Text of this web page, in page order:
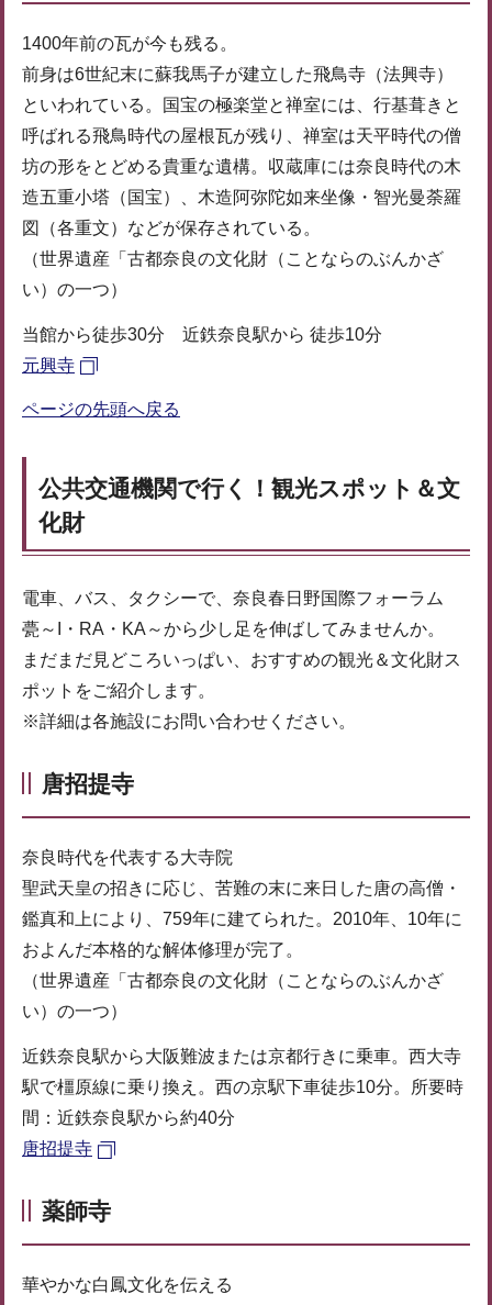
1400年前の瓦が今も残る。
前身は6世紀末に蘇我馬子が建立した飛鳥寺（法興寺）
といわれている。国宝の極楽堂と禅室には、行基葺きと
呼ばれる飛鳥時代の屋根瓦が残り、禅室は天平時代の僧
坊の形をとどめる貴重な遺構。収蔵庫には奈良時代の木
造五重小塔（国宝）、木造阿弥陀如来坐像・智光曼荼羅
図（各重文）などが保存されている。
（世界遺産「古都奈良の文化財（ことならのぶんかざ
い）の一つ）
当館から徒歩30分 近鉄奈良駅から 徒歩10分
元興寺
ページの先頭へ戻る
公共交通機関で行く！観光スポット＆文
化財
電車、バス、タクシーで、奈良春日野国際フォーラム
甍～I・RA・KA～から少し足を伸ばしてみませんか。
まだまだ見どころいっぱい、おすすめの観光＆文化財ス
ポットをご紹介します。
※詳細は各施設にお問い合わせください。
唐招提寺
奈良時代を代表する大寺院
聖武天皇の招きに応じ、苦難の末に来日した唐の高僧・
鑑真和上により、759年に建てられた。2010年、10年に
およんだ本格的な解体修理が完了。
（世界遺産「古都奈良の文化財（ことならのぶんかざ
い）の一つ）
近鉄奈良駅から大阪難波または京都行きに乗車。西大寺
駅で橿原線に乗り換え。西の京駅下車徒歩10分。所要時
間：近鉄奈良駅から約40分
唐招提寺
薬師寺
華やかな白鳳文化を伝える